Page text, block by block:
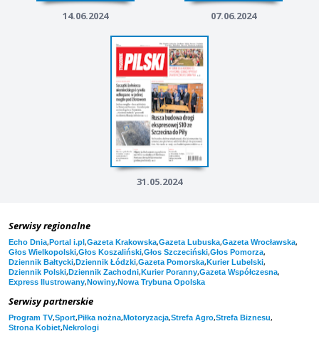
14.06.2024 07.06.2024
31.05.2024
Serwisy regionalne
Echo Dnia,Portal i.pl,Gazeta Krakowska,Gazeta Lubuska,Gazeta Wrocławska,
Głos Wielkopolski,Głos Koszaliński,Głos Szczeciński,Głos Pomorza,
Dziennik Bałtycki,Dziennik Łódzki,Gazeta Pomorska,Kurier Lubelski,
Dziennik Polski,Dziennik Zachodni,Kurier Poranny,Gazeta Współczesna,
Express Ilustrowany,Nowiny,Nowa Trybuna Opolska
Serwisy partnerskie
Program TV,Sport,Piłka nożna,Motoryzacja,Strefa Agro,Strefa Biznesu,
Strona Kobiet,Nekrologi